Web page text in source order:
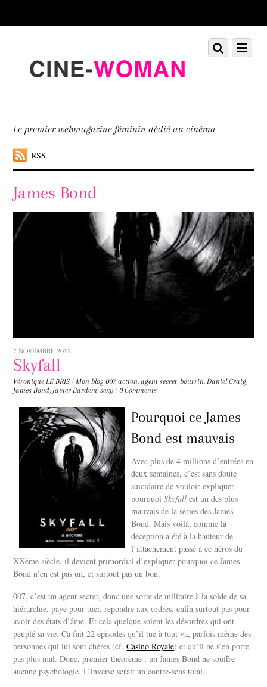
down
Le premier webmagazine féminin dédié au cinéma
RSS
Menu
Scroll
down
James Bond
7 NOVEMBRE 2012
Skyfall
Véronique LE BRIS / Mon blog 007,action,agent secret,bourrin, Daniel Craig,
James Bond, Javier Bardem,sexy / 0 Comments
Pourquoi ce James
Bond est mauvais
Avec plus de 4 millions d’entrées en
deux semaines, c’est sans doute
suicidaire de vouloir expliquer
pourquoiSkyfall est un des plus
mauvais de la séries des James
Bond. Mais voilà, comme la
déception a été à la hauteur de
l’attachement passé à ce héros du
XXème siècle, il devient primordial d’expliquer pourquoi ce James
Bond n’en est pas un, et surtout pas un bon.
007, c’est un agent secret, donc une sorte de militaire à la solde de sa
hiérarchie, payé pour tuer, répondre aux ordres, enfin surtout pas pour
avoir des états d’âme. Et cela quelque soient les désordres qui ont
peuplé sa vie. Ca fait 22 épisodes qu’il tue à tout va, parfois même des
personnes qui lui sont chères (cf.Casino Royale) et qu’il ne s’en porte
pas plus mal. Donc, premier théorème : un James Bond ne souffre
aucune psychologie. L’inverse serait un contre-sens total.